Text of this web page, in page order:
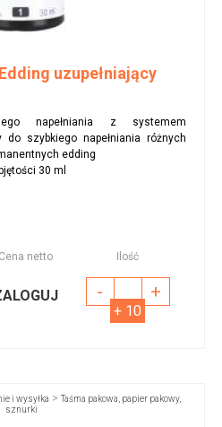
uzupełniający
napełniania z systemem
do szybkiego napełniania różnych
edding
30 ml
Cena netto Ilość
- +
+ 10
i wysyłka >Taśma pakowa, papier pakowy,
sznurki